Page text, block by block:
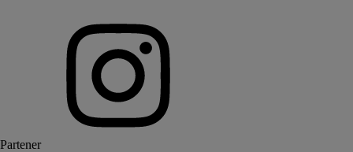
Partener